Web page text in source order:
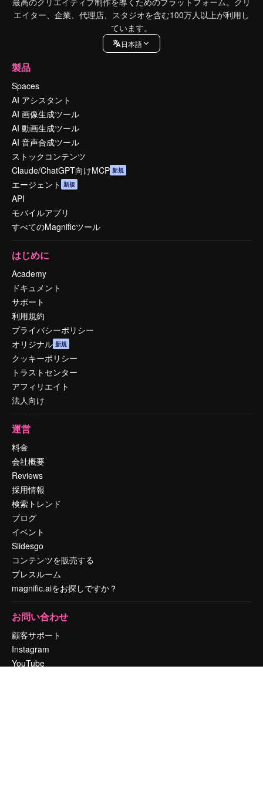
エイター、企業、代理店、スタジオを含む100万人以上が利用し
ています。
日本語
製品
Spaces
AI アシスタント
AI 画像生成ツール
AI 動画生成ツール
AI 音声合成ツール
ストックコンテンツ
Claude/ChatGPT向けMCP 新規
エージェント 新規
API
モバイルアプリ
すべてのMagnificツール
はじめに
Academy
ドキュメント
サポート
利用規約
プライバシーポリシー
オリジナル 新規
クッキーポリシー
トラストセンター
アフィリエイト
法人向け
運営
料金
会社概要
Reviews
採用情報
検索トレンド
ブログ
イベント
Slidesgo
コンテンツを販売する
プレスルーム
magnific.aiをお探しですか？
お問い合わせ
顧客サポート
Instagram
YouTube